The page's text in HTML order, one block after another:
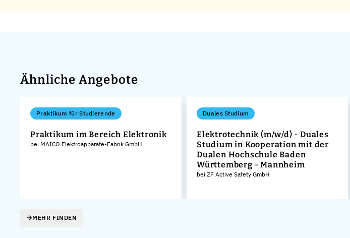
Ähnliche Angebote
Praktikum für Studierende
Praktikum im Bereich Elektronik
bei MAICO Elektroapparate-Fabrik GmbH
Duales Studium
Elektrotechnik (m/w/d) - Duales
Studium in Kooperation mit der
Dualen Hochschule Baden
Württemberg - Mannheim
bei ZF Active Safety GmbH
MEHR FINDEN